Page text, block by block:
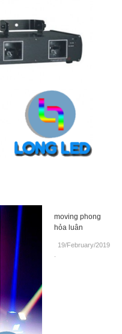
moving phong
hỏa luân
19/February/2019